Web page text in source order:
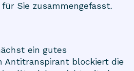
Sie zusammengefasst.
ein gutes
Antitranspirant blockiert die